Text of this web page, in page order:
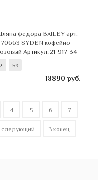
федора BAILEY арт.
70663 SYDEN кофейно-
Артикул: 21-917-34
59
18890 руб.
4 5 6 7
следующий В конец